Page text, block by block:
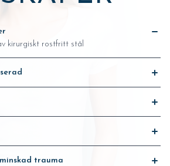
kirurgiskt rostfritt stål
produktion
kanylspetsar för högsta precision
steriliserad med EO-gas och förpackad i
trauma